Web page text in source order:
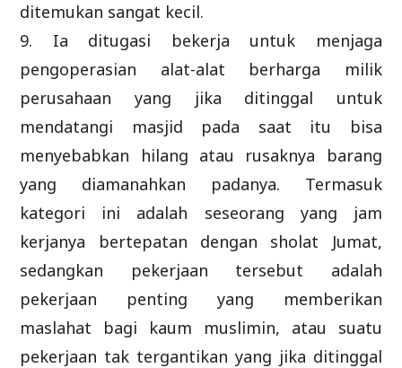
ditemukan sangat kecil.
9. Ia ditugasi bekerja untuk menjaga
pengoperasian alat-alat berharga milik
perusahaan yang jika ditinggal untuk
mendatangi masjid pada saat itu bisa
menyebabkan hilang atau rusaknya barang
yang diamanahkan padanya. Termasuk
kategori ini adalah seseorang yang jam
kerjanya bertepatan dengan sholat Jumat,
sedangkan pekerjaan tersebut adalah
pekerjaan penting yang memberikan
maslahat bagi kaum muslimin, atau suatu
pekerjaan tak tergantikan yang jika ditinggal